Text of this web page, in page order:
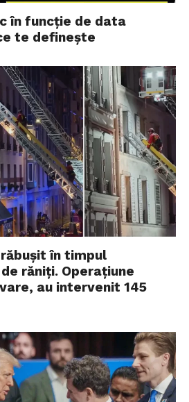
în funcție de data
te definește
în timpul
răniți. Operațiune
au intervenit 145